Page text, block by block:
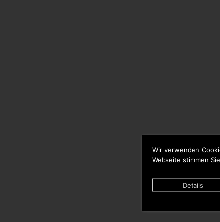
Wir verwenden
Webseite stimmen
Details